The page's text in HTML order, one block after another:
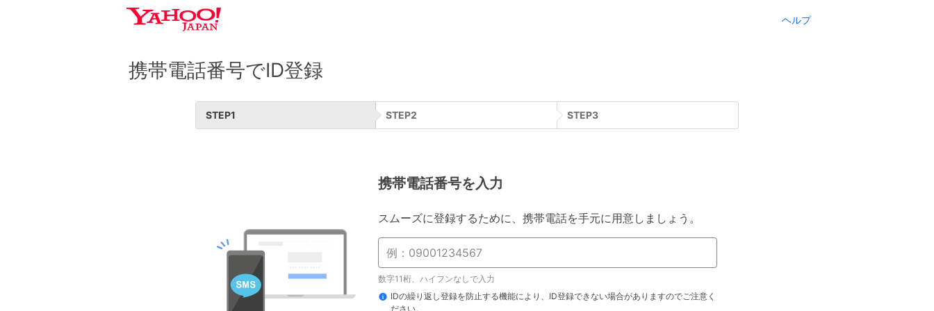
ヘルプ
携帯電話番号でID登録
STEP1 STEP2 STEP3
携帯電話番号を入力
スムーズに登録するために、携帯電話を手元に用意しましょう。
数字11桁、ハイフンなしで入力
IDの繰り返し登録を防止する機能により、ID登録できない場合がありますのでご注意く
ださい。